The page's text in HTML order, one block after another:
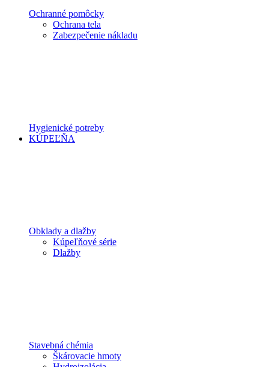
Ochranné pomôcky
Ochrana tela
Zabezpečenie nákladu
Hygienické potreby
KÚPEĽŇA
Obklady a dlažby
Kúpeľňové série
Dlažby
Stavebná chémia
Škárovacie hmoty